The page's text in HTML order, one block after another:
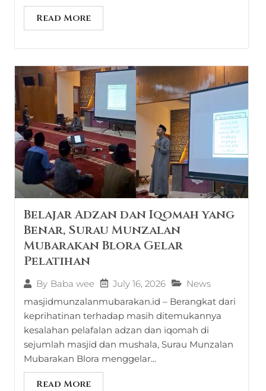
Read More
Belajar Adzan dan Iqomah yang
Benar, Surau Munzalan
Mubarakan Blora Gelar
Pelatihan
By Baba wee July 16, 2026
News
masjidmunzalanmubarakan.id – Berangkat dari
keprihatinan terhadap masih ditemukannya
kesalahan pelafalan adzan dan iqomah di
sejumlah masjid dan mushala, Surau Munzalan
Mubarakan Blora menggelar...
Read More